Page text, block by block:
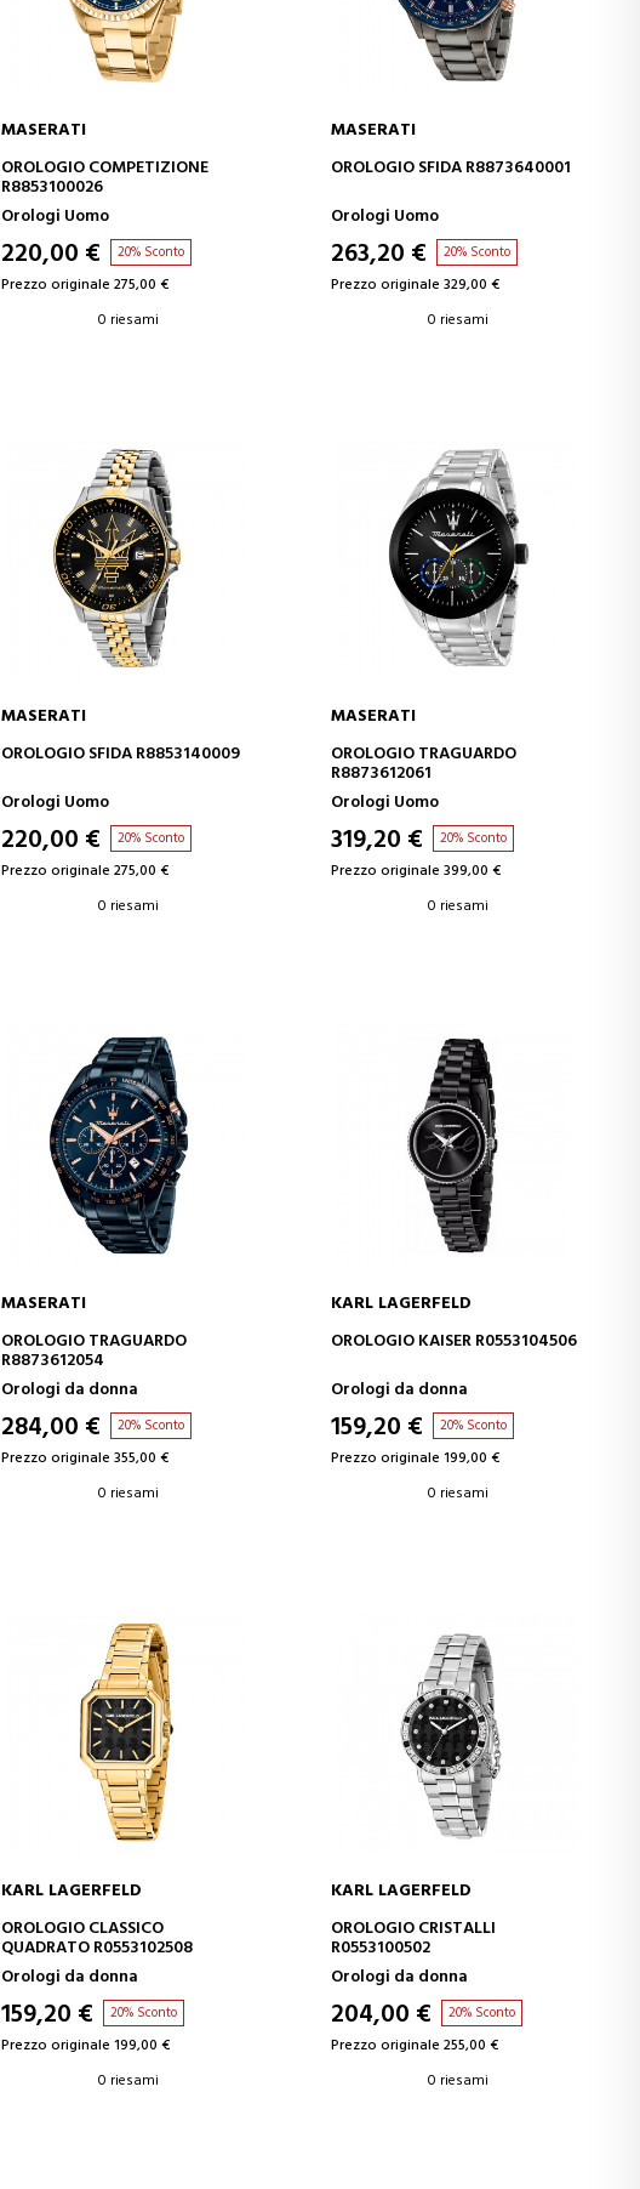
AGGIUNGI AL CARRELLO
MASERATI
OROLOGIO COMPETIZIONE
R8853100026
Orologi Uomo
220,00 € 20% Sconto
Prezzo originale 275,00 €
0 riesami
AGGIUNGI AL CARRELLO
MASERATI
OROLOGIO SFIDA R8873640001
Orologi Uomo
263,20 € 20% Sconto
Prezzo originale 329,00 €
0 riesami
AGGIUNGI AL CARRELLO
MASERATI
OROLOGIO SFIDA R8853140009
Orologi Uomo
220,00 € 20% Sconto
Prezzo originale 275,00 €
0 riesami
AGGIUNGI AL CARRELLO
MASERATI
OROLOGIO TRAGUARDO
R8873612061
Orologi Uomo
319,20 € 20% Sconto
Prezzo originale 399,00 €
0 riesami
AGGIUNGI AL CARRELLO
MASERATI
OROLOGIO TRAGUARDO
R8873612054
Orologi da donna
284,00 € 20% Sconto
Prezzo originale 355,00 €
0 riesami
AGGIUNGI AL CARRELLO
KARL LAGERFELD
OROLOGIO KAISER R0553104506
Orologi da donna
159,20 € 20% Sconto
Prezzo originale 199,00 €
0 riesami
AGGIUNGI AL CARRELLO
KARL LAGERFELD
OROLOGIO CLASSICO
QUADRATO R0553102508
Orologi da donna
159,20 € 20% Sconto
Prezzo originale 199,00 €
0 riesami
AGGIUNGI AL CARRELLO
KARL LAGERFELD
OROLOGIO CRISTALLI
R0553100502
Orologi da donna
204,00 € 20% Sconto
Prezzo originale 255,00 €
0 riesami